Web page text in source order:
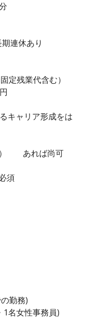
連休あり
定残業代含む）
キャリア形成をは
） あれば尚可
須
勤務)
1名女性事務員)